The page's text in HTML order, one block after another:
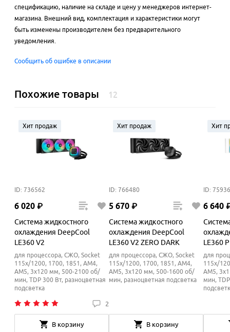
спецификацию, наличие на складе и цену у менеджеров интернет-
магазина. Внешний вид, комплектация и характеристики могут
быть изменены производителем без предварительного
уведомления.
Сообщить об ошибке в описании
Похожие товары 12
Хит продаж
ID: 736562
6 020 ₽
Система жидкостного
охлаждения DeepCool
LE360 V2
для процессора, СЖО, Socket
115x/1200, 1700, 1851, AM4,
AM5, 3x120 мм, 500-2100 об/
мин, TDP 300 Вт, разноцветная
подсветка
2
В корзину
Хит продаж
ID: 766480
5 670 ₽
Система жидкостного
охлаждения DeepCool
LE360 V2 ZERO DARK
для процессора, СЖО, Socket
115x/1200, 1700, 1851, AM4,
AM5, 3x120 мм, 500-1600 об/
мин, разноцветная подсветка
В корзину
Хит
ID:
6 640
LE360
для
115x/
AM5,
мин,